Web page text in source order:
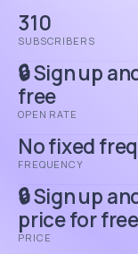
310
SUBSCRIBERS
🔒 Sign up
free
OPEN RATE
No fixed
FREQUENCY
🔒 Sign up
price for free
PRICE